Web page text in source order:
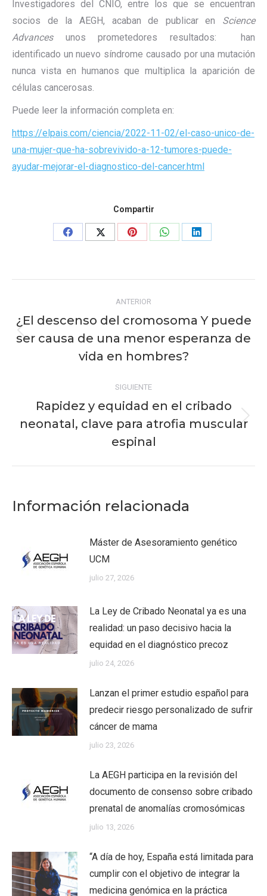
Investigadores del CNIO, entre los que se encuentran
socios de la AEGH, acaban de publicar en Science
Advances unos prometedores resultados: han
identificado un nuevo síndrome causado por una mutación
nunca vista en humanos que multiplica la aparición de
células cancerosas.
Puede leer la información completa en:
https://elpais.com/ciencia/2022-11-02/el-caso-unico-de-
una-mujer-que-ha-sobrevivido-a-12-tumores-puede-
ayudar-mejorar-el-diagnostico-del-cancer.html
Compartir
Share
Share
Share
Share
Share
entre
publicaciones
ANTERIOR
Publicación
anterior:
¿El descenso del cromosoma Y puede
ser causa de una menor esperanza de
vida en hombres?
SIGUIENTE
Publicación
siguiente:
Rapidez y equidad en el cribado
neonatal, clave para atrofia muscular
espinal
Información relacionada
Máster de Asesoramiento genético
UCM
julio 27, 2026
La Ley de Cribado Neonatal ya es una
realidad: un paso decisivo hacia la
equidad en el diagnóstico precoz
julio 24, 2026
Lanzan el primer estudio español para
predecir riesgo personalizado de sufrir
cáncer de mama
julio 23, 2026
La AEGH participa en la revisión del
documento de consenso sobre cribado
prenatal de anomalías cromosómicas
julio 13, 2026
“A día de hoy, España está limitada para
cumplir con el objetivo de integrar la
medicina genómica en la práctica